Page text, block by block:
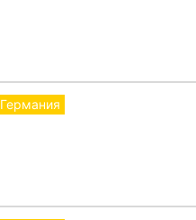
Германия